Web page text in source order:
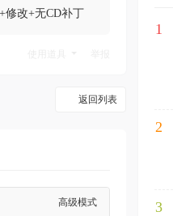
修改+无CD补丁
返回列表
高级模式
1
2
3